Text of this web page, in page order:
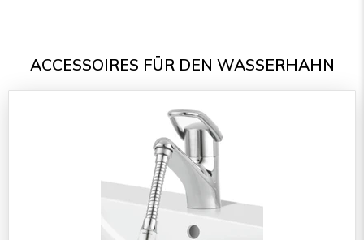
ACCESSOIRES FÜR DEN WASSERHAHN